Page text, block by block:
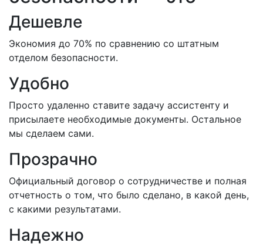
Дешевле
Экономия до 70% по сравнению со штатным
отделом безопасности.
Удобно
Просто удаленно ставите задачу ассистенту и
присылаете необходимые документы. Остальное
мы сделаем сами.
Прозрачно
Официальный договор о сотрудничестве и полная
отчетность о том, что было сделано, в какой день,
с какими результатами.
Надежно